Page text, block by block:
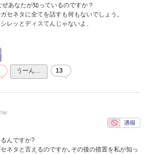
あなたが知っているのですか？
セネタに全てを話すも何もないでしょう。
レッとディスてんじゃないよ、
うーん… 13
んですか?
ネタと言えるのですか｡その後の措置を私が知っ